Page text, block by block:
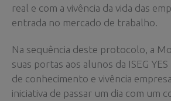
real e com a vivência da vida das
entrada no mercado de trabalho.
Na sequência deste protocolo, a
suas portas aos alunos da ISEG
de conhecimento e vivência
iniciativa de passar um dia com um